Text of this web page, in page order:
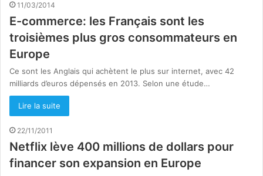
11/03/2014
E-commerce: les Français sont les
troisièmes plus gros consommateurs en
Europe
Ce sont les Anglais qui achètent le plus sur internet, avec 42
milliards d’euros dépensés en 2013. Selon une étude…
Lire la suite
22/11/2011
Netflix lève 400 millions de dollars pour
financer son expansion en Europe